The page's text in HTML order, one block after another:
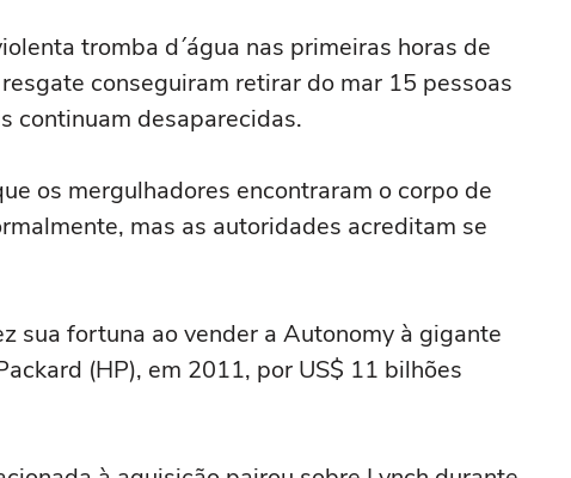
tromba d´água nas primeiras horas de
conseguiram retirar do mar 15 pessoas
continuam desaparecidas.
os mergulhadores encontraram o corpo de
mas as autoridades acreditam se
sua fortuna ao vender a Autonomy à gigante
(HP), em 2011, por US$ 11 bilhões